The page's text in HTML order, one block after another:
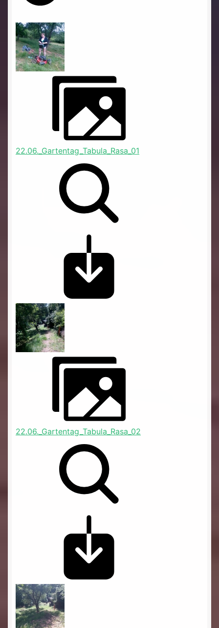
22.06._Gartentag_Tabula_Rasa_01
22.06._Gartentag_Tabula_Rasa_02